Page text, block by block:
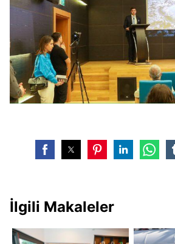
İlgili Makaleler